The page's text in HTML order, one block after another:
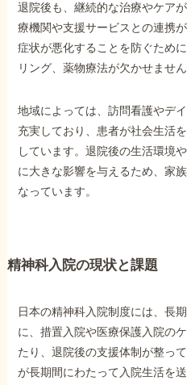
退院後も、継続的な治療やケア
療機関や支援サービスとの連携
症状が悪化することを防ぐため
リング、薬物療法が欠かせません
地域によっては、訪問看護やデ
充実しており、患者が社会生活
しています。退院後の生活環境
に大きな影響を与えるため、家
なっています。
精神科入院の現状と課題
日本の精神科入院制度には、長
に、措置入院や医療保護入院の
たり、退院後の支援体制が整っ
が長期間にわたって入院生活を